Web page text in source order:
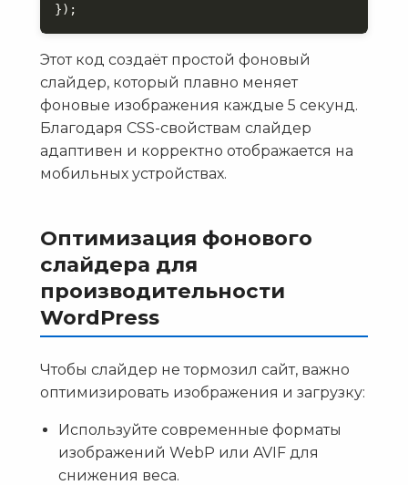
});
Этот код создаёт простой фоновый
слайдер, который плавно меняет
фоновые изображения каждые 5 секунд.
Благодаря CSS-свойствам слайдер
адаптивен и корректно отображается на
мобильных устройствах.
Оптимизация фонового
слайдера для
производительности
WordPress
Чтобы слайдер не тормозил сайт, важно
оптимизировать изображения и загрузку:
Используйте современные форматы
изображений WebP или AVIF для
снижения веса.